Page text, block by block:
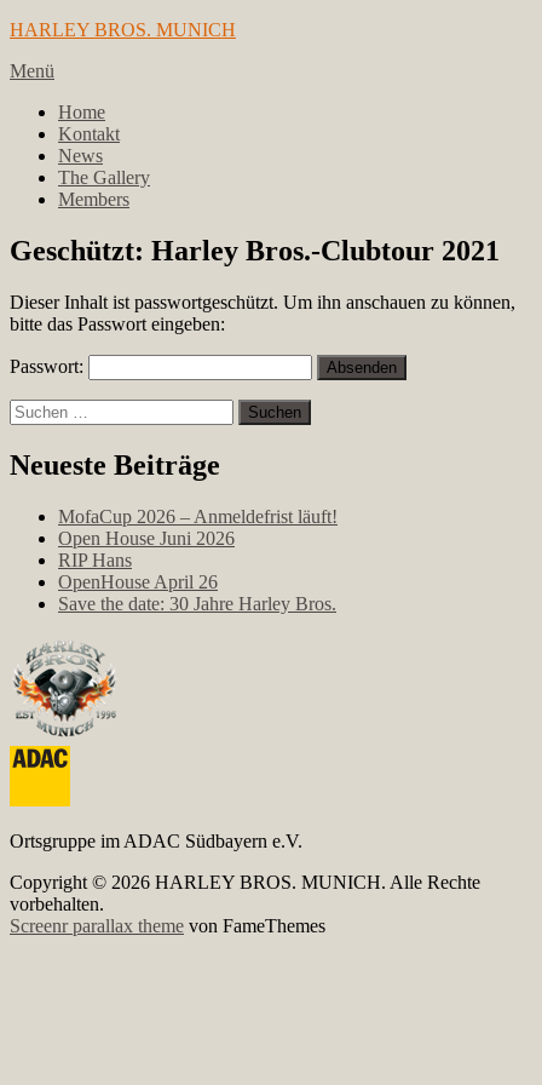
Zum
springen
HARLEY BROS. MUNICH
Menü
Home
Kontakt
News
The Gallery
Members
Geschützt: Harley Bros.-Clubtour 2021
Dieser Inhalt ist passwortgeschützt. Um ihn anschauen zu können,
bitte das Passwort eingeben:
Passwort:
Suchen
nach:
Neueste Beiträge
MofaCup 2026 – Anmeldefrist läuft!
Open House Juni 2026
RIP Hans
OpenHouse April 26
Save the date: 30 Jahre Harley Bros.
Ortsgruppe im ADAC Südbayern e.V.
Copyright © 2026 HARLEY BROS. MUNICH. Alle Rechte
vorbehalten.
Screenr parallax theme von FameThemes